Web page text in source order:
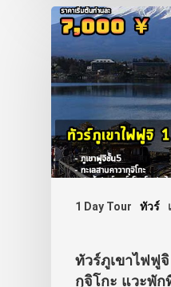
1 Day Tour ทัวร์
ทัวร์ภูเขาไฟฟู
กุจิโกะ แวะพั